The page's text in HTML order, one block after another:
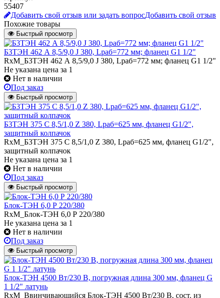
55407
Добавить свой отзыв или задать вопросДобавить свой отзыв
Похожие товары
Быстрый просмотр
Б3ТЭН 462 А 8,5/9,0 J 380, Lраб=772 мм; фланец G1 1/2"
RxM_Б3ТЭН 462 А 8,5/9,0 J 380, Lраб=772 мм; фланец G1 1/2"
Не указана цена за 1
Нет в наличии
Под заказ
Быстрый просмотр
Б3ТЭН 375 С 8,5/1,0 Z 380, Lраб=625 мм, фланец G1/2",
защитный колпачок
RxM_Б3ТЭН 375 С 8,5/1,0 Z 380, Lраб=625 мм, фланец G1/2",
защитный колпачок
Не указана цена за 1
Нет в наличии
Под заказ
Быстрый просмотр
Блок-ТЭН 6,0 Р 220/380
RxM_Блок-ТЭН 6,0 Р 220/380
Не указана цена за 1
Нет в наличии
Под заказ
Быстрый просмотр
Блок-ТЭН 4500 Вт/230 В, погружная длина 300 мм, фланец G
1 1/2" латунь
RxM_Ввинчивающийся Блок-ТЭН 4500 Вт/230 В, сост. из